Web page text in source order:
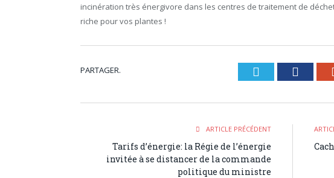
incinération très énergivore dans les centres de traitement de
riche pour vos plantes !
PARTAGER. Twitter
ARTICLE PRÉCÉDENT
Tarifs d’énergie: la Régie de l’énergie
invitée à se distancer de la commande
politique du ministre